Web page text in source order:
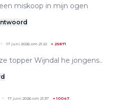
miskoop in mijn ogen
17 juni 2026 om 21:22 + 25871
topper Wijndal he jongens..
17 juni 2026 om 21:37 +10047